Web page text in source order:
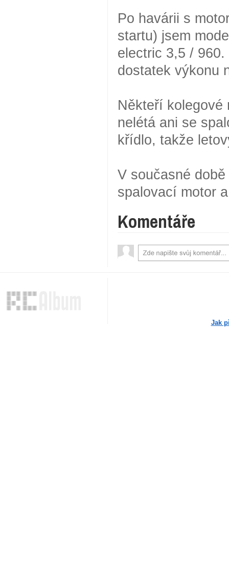
Po havárii s
startu) jsem
electric 3,5 /
dostatek výkonu
Někteří kolegové
nelétá ani se
křídlo, takže
V současné
spalovací motor
Komentáře
Jak